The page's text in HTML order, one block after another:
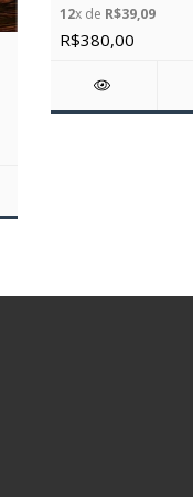
12x de R$39,09
R$380,00